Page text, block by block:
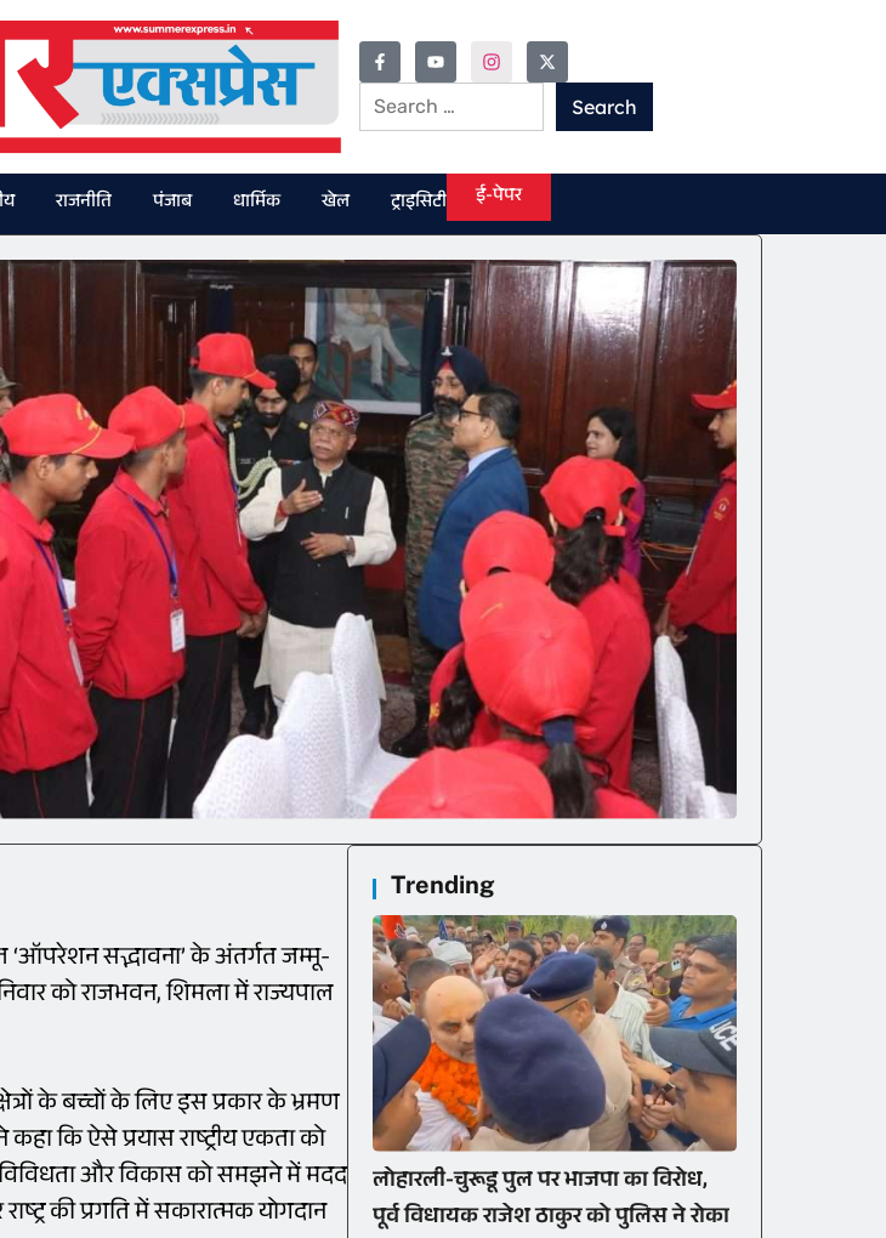
राजनीति पंजाब धार्मिक खेल ट्राइसिटी ई-पेपर
सद्भावना’ के अंतर्गत जम्मू-
को राजभवन, शिमला में राज्यपाल
के बच्चों के लिए इस प्रकार के भ्रमण
कि ऐसे प्रयास राष्ट्रीय एकता को
और विकास को समझने में मदद
की प्रगति में सकारात्मक योगदान
Trending
लोहारली-चुरूडू पुल पर भाजपा का विरोध,
पूर्व विधायक राजेश ठाकुर को पुलिस ने रोका